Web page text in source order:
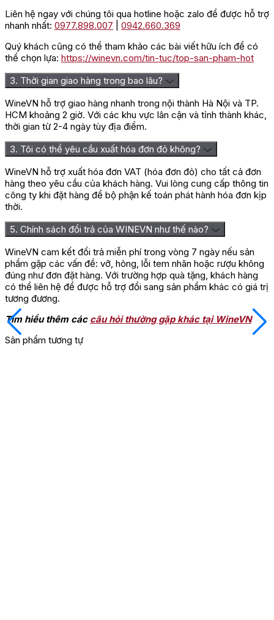
Liên hệ ngay với chúng tôi qua hotline hoặc zalo để được hỗ trợ
nhanh nhất: 0977.898.007
0942.660.369
Quý khách cũng có thể tham khảo các bài viết hữu ích để có
thể chọn lựa: https://winevn.com/tin-tuc/top-san-pham-hot
3. Thời gian giao hàng trong bao lâu?
WineVN hỗ trợ giao hàng nhanh trong nội thành Hà Nội và TP.
HCM khoảng 2 giờ. Với các khu vực lân cận và tỉnh thành khác,
thời gian từ 2-4 ngày tùy địa điểm.
3. Tôi có thể yêu cầu xuất hóa đơn đỏ không?
WineVN hỗ trợ xuất hóa đơn VAT (hóa đơn đỏ) cho tất cả đơn
hàng theo yêu cầu của khách hàng. Vui lòng cung cấp thông tin
công ty khi đặt hàng để bộ phận kế toán phát hành hóa đơn kịp
thời.
5. Chính sách đổi trả của WINEVN như thế nào?
WineVN cam kết đổi trả miễn phí trong vòng 7 ngày nếu sản
phẩm gặp các vấn đề: vỡ, hỏng, lỗi tem nhãn hoặc rượu không
đúng như đơn đặt hàng. Với trường hợp quà tặng, khách hàng
có thể liên hệ để được hỗ trợ đổi sang sản phẩm khác có giá trị
tương đương.
Tìm hiểu thêm các câu hỏi thường gặp khác tại WineVN
Sản phẩm tương tự